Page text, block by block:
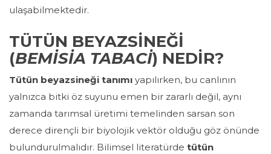
ulaşabilmektedir.
TÜTÜN BEYAZSİNEĞİ
(BEMISIA TABACI) NEDİR?
Tütün beyazsineği tanımı yapılırken, bu canlının
yalnızca bitki öz suyunu emen bir zararlı değil, aynı
zamanda tarımsal üretimi temelinden sarsan son
derece dirençli bir biyolojik vektör olduğu göz önünde
bulundurulmalıdır. Bilimsel literatürde tütün